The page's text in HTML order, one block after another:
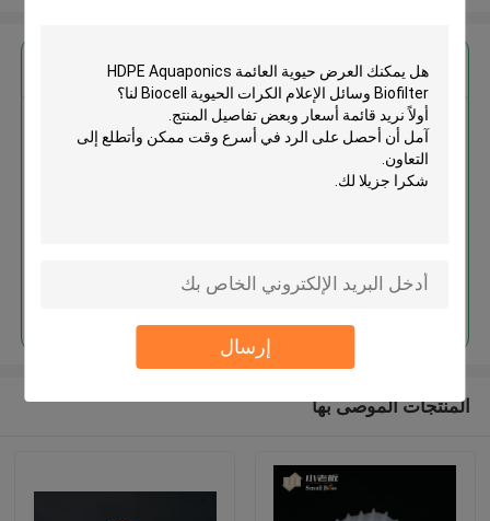
إرسال
احصل على افضل سعر ل
حيوية العائمة HDPE Aquaponics
استمر
المنتجات الموصى بها